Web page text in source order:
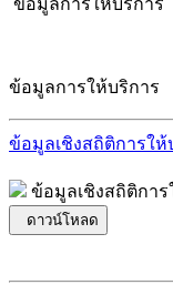
ข้อมูลการให้บริการ
ข้อมูลการให้บริการ
ข้อมูลเชิงสถิติการให้
ข้อมูลเชิงสถิติกา
ดาวน์โหลด